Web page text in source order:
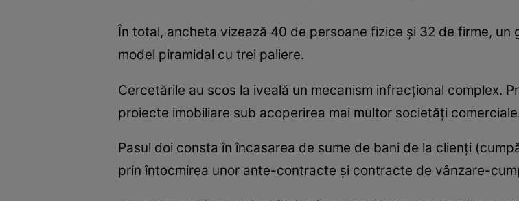
În total, ancheta vizează 40 de persoane fizice şi 32 de firme,
model piramidal cu trei paliere.
Cercetările au scos la iveală un mecanism infracţional complex.
proiecte imobiliare sub acoperirea mai multor societăţi
Pasul doi consta în încasarea de sume de bani de la clienţi
prin întocmirea unor ante-contracte şi contracte de vânzare-